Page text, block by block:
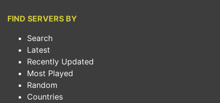
FIND SERVERS BY
Search
Latest
Recently Updated
Most Played
Random
Countries